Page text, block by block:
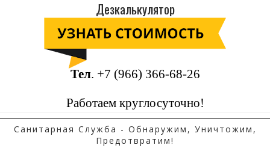
Дезкалькулятор
Тел. +7 (966) 366-68-26
Работаем круглосуточно!
Санитарная Служба - Обнаружим, Уничтожим,
Предотвратим!